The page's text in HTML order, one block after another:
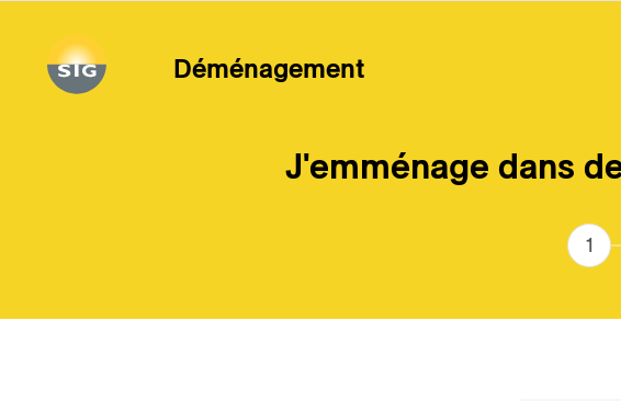
Déménagement
J'emménage dans